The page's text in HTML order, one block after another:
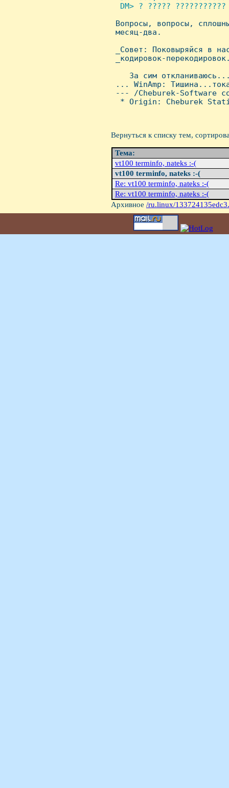
DM> ? ?????
Вопpосы, вопpосы,
месяц-два.
_Совет: Поковыpяйся в
_кодиpовок-
За сим
... WinAmp:
--- /Cheburek-Software
* Origin: Cheburek
Вернуться к списку тем,
Тема:
vt100 terminfo, nateks :-(
vt100 terminfo, nateks :-(
Re: vt100 terminfo, nateks :-(
Re: vt100 terminfo, nateks :-(
Архивное /ru.linux/